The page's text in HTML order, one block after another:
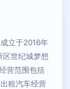
立于2016年
区世纪城梦想
营范围包括
租汽车经营